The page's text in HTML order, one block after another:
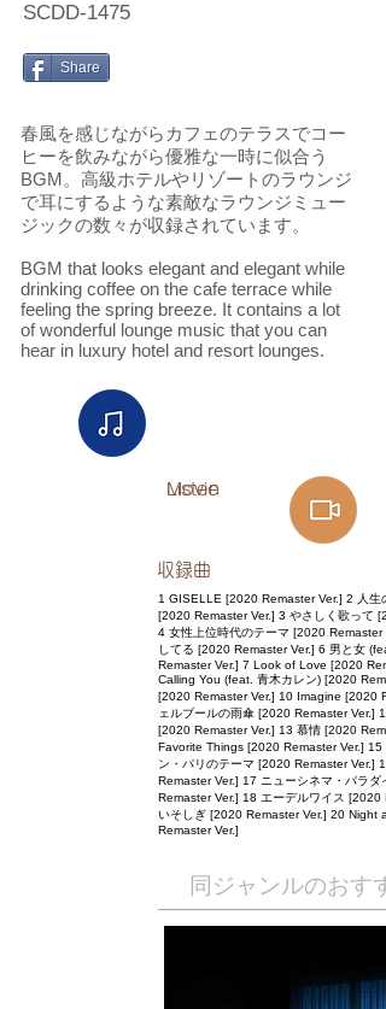
SCDD-1475
Share
春風を感じながらカフェのテラスでコー
ヒーを飲みながら優雅な一時に似合う
BGM。高級ホテルやリゾートのラウンジ
で耳にするような素敵なラウンジミュー
ジックの数々が収録されています。
BGM that looks elegant and elegant while
drinking coffee on the cafe terrace while
feeling the spring breeze. It contains a lot
of wonderful lounge music that you can
hear in luxury hotel and resort lounges.
Listen​
Movie
​収録曲
1 GISELLE [2020 Remaster Ver.] 2 人生
[2020 Remaster Ver.] 3 やさしく歌って
4 女性上位時代のテーマ [2020 Remaster
してる [2020 Remaster Ver.] 6 男と女
Remaster Ver.] 7 Look of Love [2020
Calling You (feat. 青木カレン) [2020
[2020 Remaster Ver.] 10 Imagine [2020
ェルブールの雨傘 [2020 Remaster Ver.]
[2020 Remaster Ver.] 13 慕情 [2020
Favorite Things [2020 Remaster Ver.] 15
ン・パリのテーマ [2020 Remaster Ver.]
Remaster Ver.] 17 ニューシネマ・パラダ
Remaster Ver.] 18 エーデルワイス [2020
いそしぎ [2020 Remaster Ver.] 20 Night
Remaster Ver.]
同ジャンルのおす